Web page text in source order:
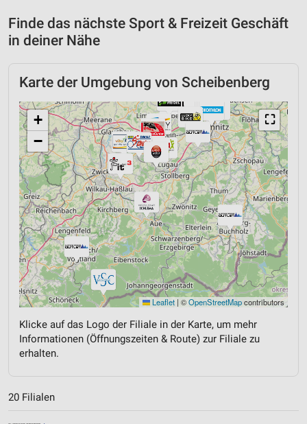
Finde das nächste Sport & Freizeit Geschäft
in deiner Nähe
Karte der Umgebung von Scheibenberg
⛶
+
−
Leaflet | ©OpenStreetMapcontributors
Klicke auf das Logo der Filiale in der Karte, um mehr
Informationen (Öffnungszeiten & Route) zur Filiale zu
erhalten.
20 Filialen